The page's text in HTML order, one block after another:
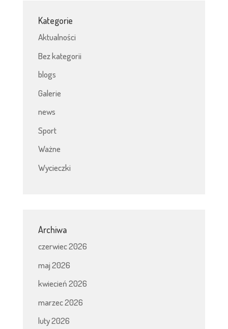
Kategorie
Aktualności
Bez kategorii
blogs
Galerie
news
Sport
Ważne
Wycieczki
Archiwa
czerwiec 2026
maj 2026
kwiecień 2026
marzec 2026
luty 2026